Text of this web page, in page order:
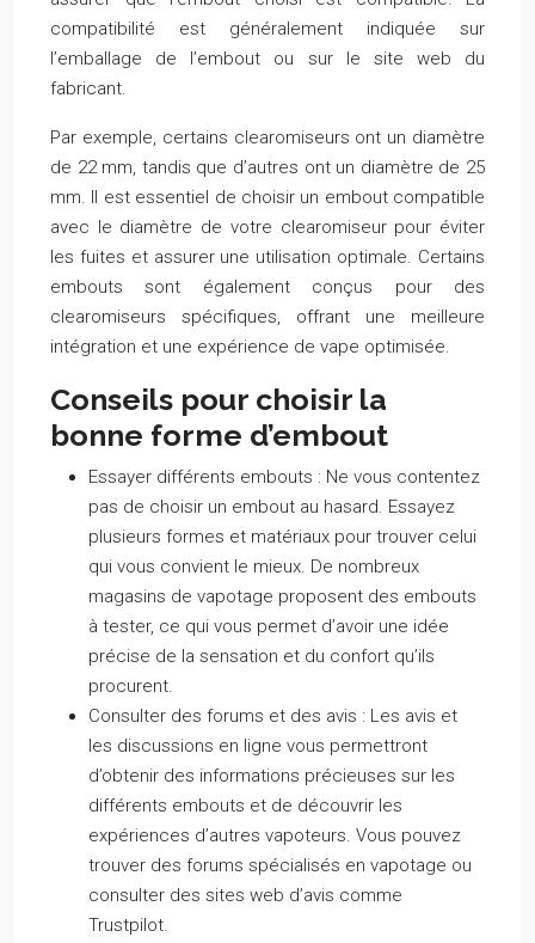
compatibilité est généralement indiquée sur
l’emballage de l’embout ou sur le site web du
fabricant.
Par exemple, certains clearomiseurs ont un diamètre
de 22 mm, tandis que d’autres ont un diamètre de 25
mm. Il est essentiel de choisir un embout compatible
avec le diamètre de votre clearomiseur pour éviter
les fuites et assurer une utilisation optimale. Certains
embouts sont également conçus pour des
clearomiseurs spécifiques, offrant une meilleure
intégration et une expérience de vape optimisée.
Conseils pour choisir la
bonne forme d’embout
Essayer différents embouts : Ne vous contentez
pas de choisir un embout au hasard. Essayez
plusieurs formes et matériaux pour trouver celui
qui vous convient le mieux. De nombreux
magasins de vapotage proposent des embouts
à tester, ce qui vous permet d’avoir une idée
précise de la sensation et du confort qu’ils
procurent.
Consulter des forums et des avis : Les avis et
les discussions en ligne vous permettront
d’obtenir des informations précieuses sur les
différents embouts et de découvrir les
expériences d’autres vapoteurs. Vous pouvez
trouver des forums spécialisés en vapotage ou
consulter des sites web d’avis comme
Trustpilot.